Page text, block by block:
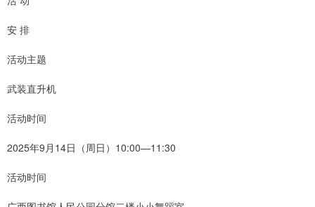
安 排
活动主题
武装直升机
活动时间
2025年9月14日（周日）10:00—11:30
活动时间